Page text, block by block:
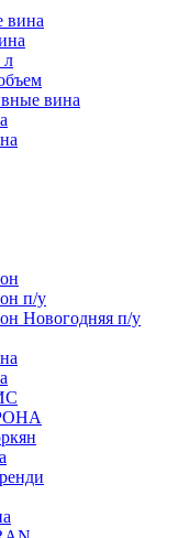
вина
л
вина
п/у
Новогодняя п/у